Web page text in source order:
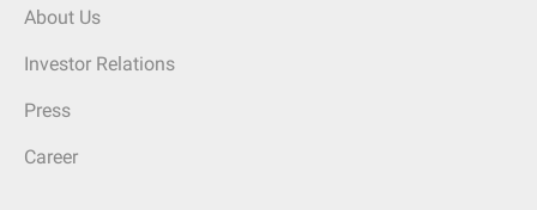
About Us
Investor Relations
Press
Career